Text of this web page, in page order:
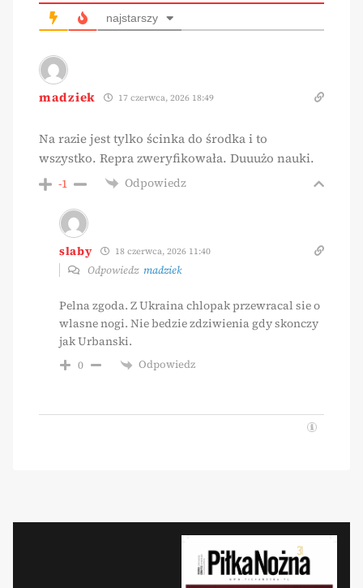
najstarszy
madziek 17 czerwca, 2026 18:49
Na razie jest tylko ścinka do środka i to
wszystko. Repra zweryfikowała. Duuużo nauki.
-1 Odpowiedz
slaby 18 czerwca, 2026 11:40
Odpowiedz madziek
Pelna zgoda. Z Ukraina chlopak przewracal sie o
wlasne nogi. Nie bedzie zdziwienia gdy skonczy
jak Urbanski.
0 Odpowiedz